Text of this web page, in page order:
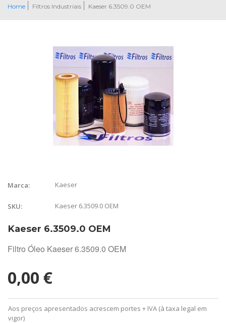
Home Filtros Industriais Kaeser 6.3509.0 OEM
Marca: Kaeser
SKU: Kaeser 6.3509.0 OEM
Kaeser 6.3509.0 OEM
Filtro Óleo Kaeser 6.3509.0 OEM
0,00 €
Aos preços apresentados acrescem portes + IVA (à taxa legal em
vigor)